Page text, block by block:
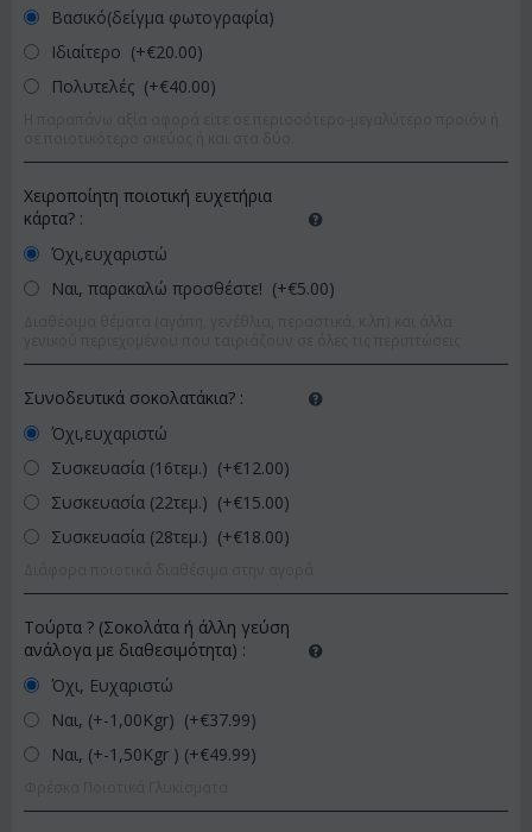
Βασικό(δείγμα φωτογραφία)
Ιδιαίτερο (+€20.00)
Πολυτελές (+€40.00)
Χειροποίητη ποιοτική ευχετήρια
κάρτα? :
Όχι,ευχαριστώ
Ναι, παρακαλώ προσθέστε! (+€5.00)
Συνοδευτικά σοκολατάκια? :
Όχι,ευχαριστώ
Συσκευασία (16τεμ.) (+€12.00)
Συσκευασία (22τεμ.) (+€15.00)
Συσκευασία (28τεμ.) (+€18.00)
Τούρτα ? (Σοκολάτα ή άλλη γεύση
ανάλογα με διαθεσιμότητα) :
Όχι, Ευχαριστώ
Ναι, (+-1,00Kgr) (+€37.99)
Ναι, (+-1,50Kgr ) (+€49.99)